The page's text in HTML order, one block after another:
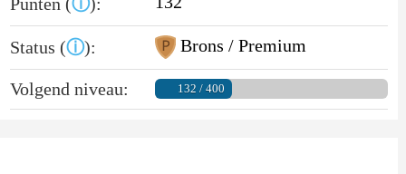
Status (ⓘ): Brons / Premium
Volgend niveau: 132 / 400